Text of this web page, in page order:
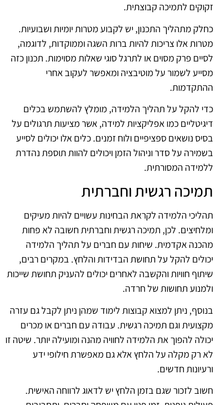
זקוקים לתמיכה קבוצתית.
כחלק מתהליך התכנון, יש לקבוע מטרות יומיות ושבועיות.
מטרות אלו צריכות להיות ברות השגה וממוקדות, לדוגמה,
לסיים פרק מסוים או לתרגל סוגי שאלות מסוימות. תכנון כזה
מסייע לשמור על מוטיבציה ומאפשר לעקוב אחרי
ההתקדמות.
כדי להקל על תהליך הלמידה, מומלץ להשתמש בכלים
דיגיטליים כמו אפליקציות למידה, אשר מציעות תרגולים על
בסיס נושאים ספציפיים ולוח זמנים. כלים אלו יכולים לסייע
בשמירה על סדר וניהול הזמן ויכולים להוות תוספת נהדרת
ללמידה המסורתית.
תמיכה רגשית וחברתית
תהליכי הלמידה לקראת הבחינות עשויים להיות מעיקים
ומלחיצים. לכן, תמיכה רגשית וחברתית חשובה לא פחות
מהכנה אקדמית. שיחות עם חברים על תהליך הלמידה
יכולים להקל על תחושת הבדידות והלחץ. במקרים רבים,
שיתוף חוויות והקשבה לאחרים יכולים להעניק תחושת שייכות
ולמנוע תחושות של חרדה.
בנוסף, ניתן למצוא קבוצות לימוד שמהן ניתן לקבל גם עזרה
מקצועית וגם תמיכה רגשית. עבודה עם חברים או מכרים
יכולה להפוך את הלמידה לחוויה מהנה ומועילה יותר. שיטה זו
לא רק מקלה על הלחץ אלא גם מאפשרת חילופי ידע
ורעיונות חדשים.
חשוב לזכור שגם בזמן הלחץ יש לדאוג לרווחה האישית.